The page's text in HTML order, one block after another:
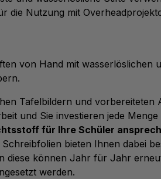
Funktion zu nutzen.
die Nutzung mit
von Hand mit wasserlöslichen
Tafelbildern und vorbereiteten
und Sie investieren jede Menge
für Ihre Schüler
bieten Ihnen dabei
diese können Jahr für Jahr
werden.